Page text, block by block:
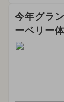
今年グラ
ーベリー